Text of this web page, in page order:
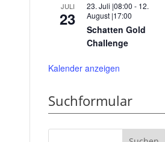
JULI
23
23. Juli |08:00 - 12.
August |17:00
Schatten Gold
Challenge
Kalender anzeigen
Suchformular